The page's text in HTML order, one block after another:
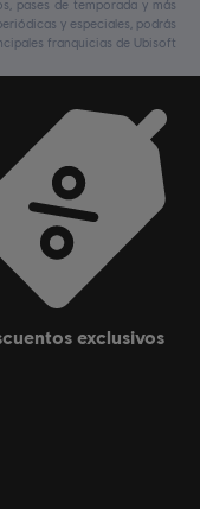
pases de temporada y más
y especiales, podrás
franquicias de Ubisoft
exclusivos